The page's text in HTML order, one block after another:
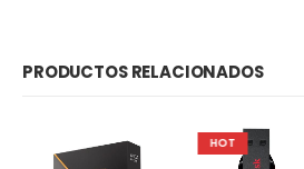
PRODUCTOS RELACIONADOS
HOT